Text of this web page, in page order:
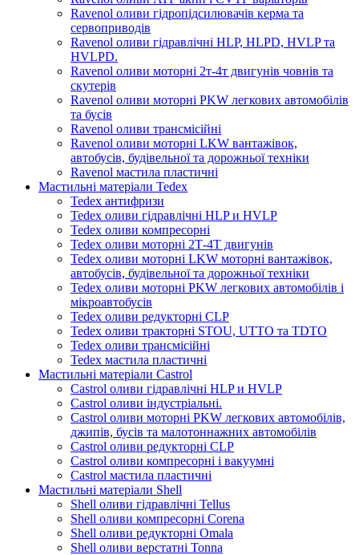
Ravenol оливи гідропідсилювачів керма та
сервоприводів
Ravenol оливи гідравлічні HLP, HLPD, HVLP та
HVLPD.
Ravenol оливи моторні 2т-4т двигунів човнів та
скутерів
Ravenol оливи моторні PKW легкових автомобілів
та бусів
Ravenol оливи трансмісійні
Ravenol оливи моторні LKW вантажівок,
автобусів, будівельної та дорожньої техніки
Ravenol мастила пластичні
Мастильні матеріали Tedex
Tedex антифризи
Tedex оливи гідравлічні HLP и HVLP
Tedex оливи компресорні
Tedex оливи моторні 2Т-4Т двигунів
Tedex оливи моторні LKW моторні вантажівок,
автобусів, будівельної та дорожньої техніки
Tedex оливи моторні PKW легкових автомобілів і
мікроавтобусів
Tedex оливи редукторні CLP
Tedex оливи тракторні STOU, UTTO та TDTO
Tedex оливи трансмісійні
Tedex мастила пластичні
Мастильні матеріали Castrol
Castrol оливи гідравлічні HLP и HVLP
Castrol оливи індустріальні.
Castrol оливи моторні PKW легкових автомобілів,
джипів, бусів та малотоннажних автомобілів
Castrol оливи редукторні CLP
Castrol оливи компресорні і вакуумні
Castrol мастила пластичні
Мастильні матеріали Shell
Shell оливи гідравлічні Tellus
Shell оливи компресорні Corena
Shell оливи редукторні Omala
Shell оливи верстатні Tonna